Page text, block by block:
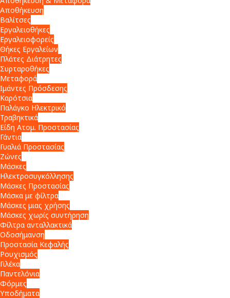
Αποθήκευση
Βαλίτσες
Εργαλειοθήκες
Εργαλειοφορείς
Θήκες Εργαλείων
Πλάτες Διάτρητες
Συρταροθήκες
Μεταφορά
Ιμάντες Πρόσδεσης
Καρότσια
Παλάγκο Ηλεκτρικό
Τραβηκτικά
Είδη Ατομ. Προστασίας
Γάντια
Γυαλιά Προστασίας
Ζώνες
Μάσκες
Ηλεκτροσυγκόλλησης
Μάσκες Προστασίας
Μάσκα με φίλτρα
Μάσκες μιας χρήσης
Μάσκες χωρίς συντήρηση
Φίλτρα ανταλλακτικά
Οδοσήμανση
Προστασία Κεφαλής
Ρουχισμός
Γιλέκα
Παντελόνια
Φόρμες
Υποδήματα